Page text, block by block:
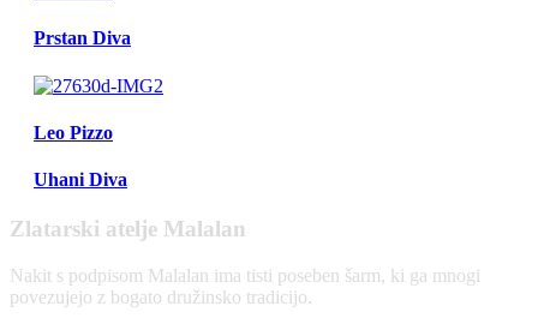
Prstan Diva
Leo Pizzo
Uhani Diva
Zlatarski atelje Malalan
Nakit s podpisom Malalan ima tisti poseben šarm, ki ga mnogi
povezujejo z bogato družinsko tradicijo.